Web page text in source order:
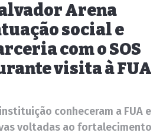
Arena
social e
com o SOS
visita à FUA
conheceram a FUA e
voltadas ao fortalecimento